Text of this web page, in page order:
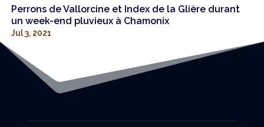
Perrons de Vallorcine et Index de la Glière durant
un week-end pluvieux à Chamonix
Jul 3, 2021